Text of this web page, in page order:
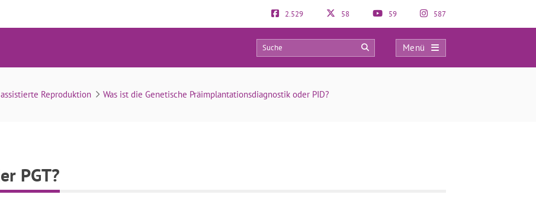
2.529 58 59 587
Menü
Was kostet die DGP oder PGT?
0 0
Reproduktion Was ist die Genetische Präimplantationsdiagnostik oder PID?
PGT?